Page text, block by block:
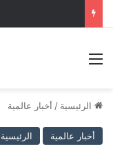
القائمة
الرئيسية / أخبار عالمية
أخبار عالمية الرئيسية